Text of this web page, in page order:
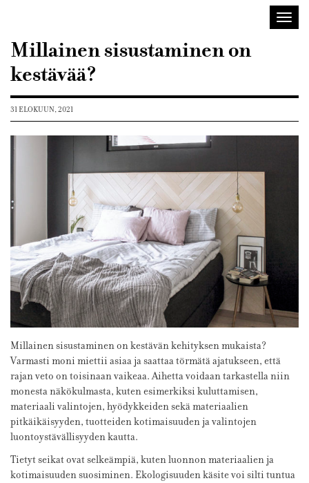
Millainen sisustaminen on
kestävää?
31 ELOKUUN, 2021
Millainen sisustaminen on kestävän kehityksen mukaista?
Varmasti moni miettii asiaa ja saattaa törmätä ajatukseen, että
rajan veto on toisinaan vaikeaa. Aihetta voidaan tarkastella niin
monesta näkökulmasta, kuten esimerkiksi kuluttamisen,
materiaali valintojen, hyödykkeiden sekä materiaalien
pitkäikäisyyden, tuotteiden kotimaisuuden ja valintojen
luontoystävällisyyden kautta.
Tietyt seikat ovat selkeämpiä, kuten luonnon materiaalien ja
kotimaisuuden suosiminen. Ekologisuuden käsite voi silti tuntua